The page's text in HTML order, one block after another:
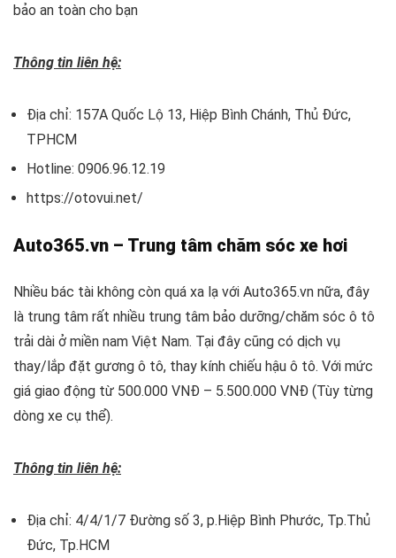
bảo an toàn cho bạn
Thông tin liên hệ:
Địa chỉ: 157A Quốc Lộ 13, Hiệp Bình Chánh, Thủ Đức,
TPHCM
Hotline: 0906.96.12.19
https://otovui.net/
Auto365.vn – Trung tâm chăm sóc xe hơi
Nhiều bác tài không còn quá xa lạ với Auto365.vn nữa, đây
là trung tâm rất nhiều trung tâm bảo dưỡng/chăm sóc ô tô
trải dài ở miền nam Việt Nam. Tại đây cũng có dịch vụ
thay/lắp đặt gương ô tô, thay kính chiếu hậu ô tô. Với mức
giá giao động từ 500.000 VNĐ – 5.500.000 VNĐ (Tùy từng
dòng xe cụ thể).
Thông tin liên hệ:
Địa chỉ: 4/4/1/7 Đường số 3, p.Hiệp Bình Phước, Tp.Thủ
Đức, Tp.HCM